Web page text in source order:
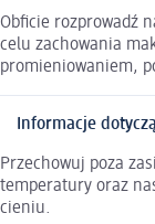
Obficie rozprowadź
celu zachowania
promieniowaniem,
Informacje
Przechowuj poza
temperatury oraz
cieniu.